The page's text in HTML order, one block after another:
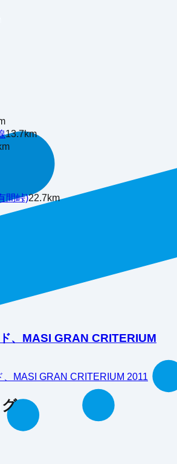
13.7km
間峠)22.7km
、MASI GRAN CRITERIUM